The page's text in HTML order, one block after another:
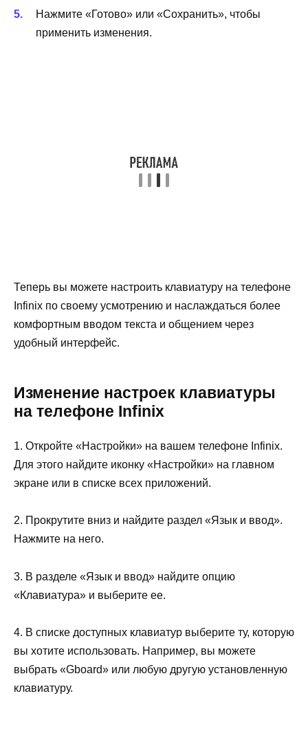
Нажмите «Готово» или «Сохранить», чтобы
применить изменения.
Теперь вы можете настроить клавиатуру на телефоне
Infinix по своему усмотрению и наслаждаться более
комфортным вводом текста и общением через
удобный интерфейс.
Изменение настроек клавиатуры
на телефоне Infinix
1. Откройте «Настройки» на вашем телефоне Infinix.
Для этого найдите иконку «Настройки» на главном
экране или в списке всех приложений.
2. Прокрутите вниз и найдите раздел «Язык и ввод».
Нажмите на него.
3. В разделе «Язык и ввод» найдите опцию
«Клавиатура» и выберите ее.
4. В списке доступных клавиатур выберите ту, которую
вы хотите использовать. Например, вы можете
выбрать «Gboard» или любую другую установленную
клавиатуру.